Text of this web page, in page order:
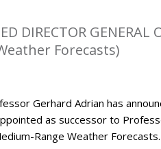
DIRECTOR
Forecasts)
Gerhard Adrian has
as successor to
Range Weather Forecasts.